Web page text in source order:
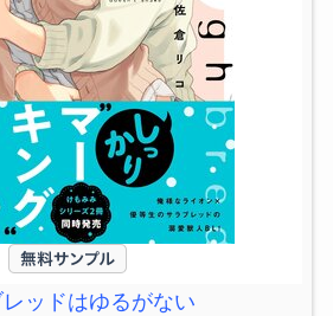
ッドはゆるがない